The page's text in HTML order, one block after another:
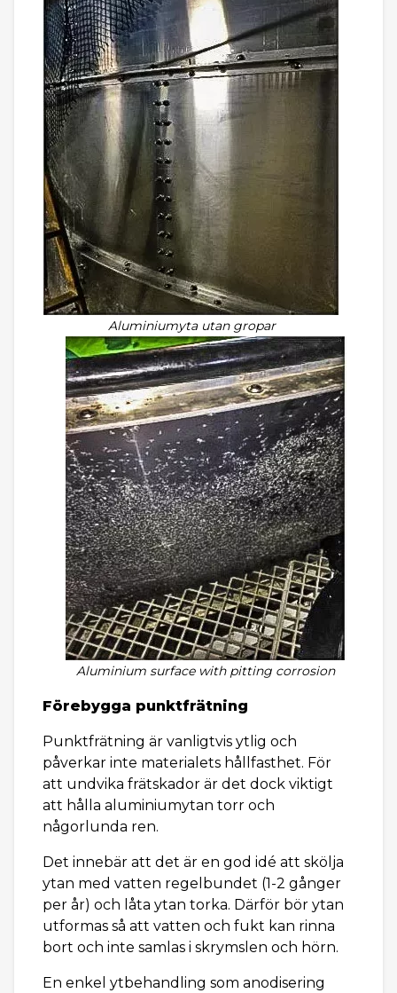
Aluminiumyta utan gropar
Aluminium surface with pitting corrosion
Förebygga punktfrätning
Punktfrätning är vanligtvis ytlig och
påverkar inte materialets hållfasthet. För
att undvika frätskador är det dock viktigt
att hålla aluminiumytan torr och
någorlunda ren.
Det innebär att det är en god idé att skölja
ytan med vatten regelbundet (1-2 gånger
per år) och låta ytan torka. Därför bör ytan
utformas så att vatten och fukt kan rinna
bort och inte samlas i skrymslen och hörn.
En enkel ytbehandling som anodisering